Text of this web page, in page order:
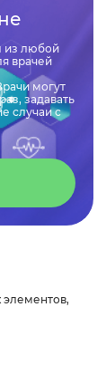
с
из любой
врачей
могут
задавать
случаи с